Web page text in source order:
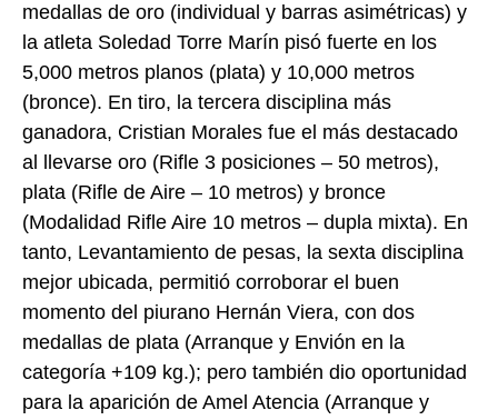
medallas de oro (individual y barras asimétricas) y
la atleta Soledad Torre Marín pisó fuerte en los
5,000 metros planos (plata) y 10,000 metros
(bronce). En tiro, la tercera disciplina más
ganadora, Cristian Morales fue el más destacado
al llevarse oro (Rifle 3 posiciones – 50 metros),
plata (Rifle de Aire – 10 metros) y bronce
(Modalidad Rifle Aire 10 metros – dupla mixta). En
tanto, Levantamiento de pesas, la sexta disciplina
mejor ubicada, permitió corroborar el buen
momento del piurano Hernán Viera, con dos
medallas de plata (Arranque y Envión en la
categoría +109 kg.); pero también dio oportunidad
para la aparición de Amel Atencia (Arranque y